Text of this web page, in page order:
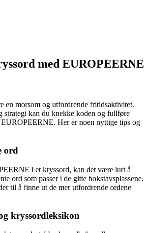
med EUROPEERNE
en morsom og utfordrende fritidsaktivitet.
kan du knekke koden og fullføre
Her er noen nyttige tips og
ord
i et kryssord, kan det være lurt å
ord som passer i de gitte bokstavsplassene.
til å finne ut de mer utfordrende ordene
kryssordleksikon